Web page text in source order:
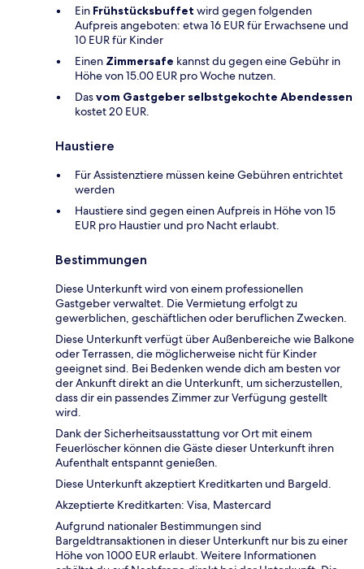
Ein Frühstücksbuffet wird gegen folgenden
Aufpreis angeboten: etwa 16 EUR für Erwachsene und
10 EUR für Kinder
Einen Zimmersafe kannst du gegen eine Gebühr in
Höhe von 15.00 EUR pro Woche nutzen.
Dasvom Gastgeber selbstgekochte Abendessen
kostet 20 EUR.
Haustiere
Für Assistenztiere müssen keine Gebühren entrichtet
werden
Haustiere sind gegen einen Aufpreis in Höhe von 15
EUR pro Haustier und pro Nacht erlaubt.
Bestimmungen
Diese Unterkunft wird von einem professionellen
Gastgeber verwaltet. Die Vermietung erfolgt zu
gewerblichen, geschäftlichen oder beruflichen Zwecken.
Diese Unterkunft verfügt über Außenbereiche wie Balkone
oder Terrassen, die möglicherweise nicht für Kinder
geeignet sind. Bei Bedenken wende dich am besten vor
der Ankunft direkt an die Unterkunft, um sicherzustellen,
dass dir ein passendes Zimmer zur Verfügung gestellt
wird.
Dank der Sicherheitsausstattung vor Ort mit einem
Feuerlöscher können die Gäste dieser Unterkunft ihren
Aufenthalt entspannt genießen.
Diese Unterkunft akzeptiert Kreditkarten und Bargeld.
Akzeptierte Kreditkarten: Visa, Mastercard
Aufgrund nationaler Bestimmungen sind
Bargeldtransaktionen in dieser Unterkunft nur bis zu einer
Höhe von 1000 EUR erlaubt. Weitere Informationen